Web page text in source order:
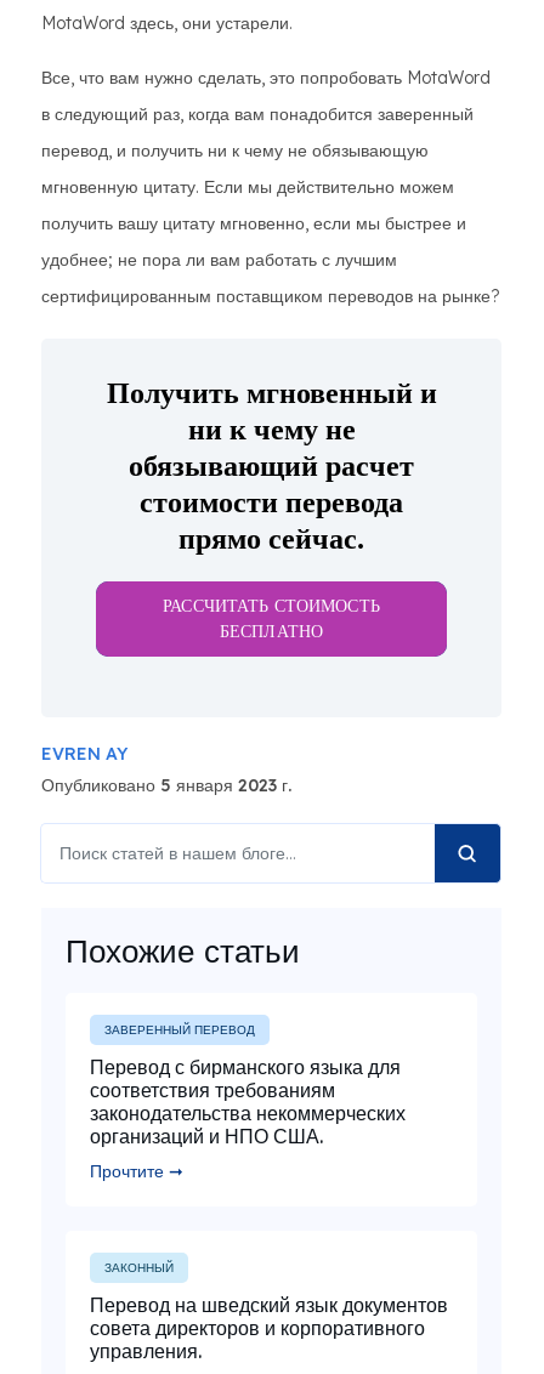
MotaWord здесь, они устарели.
Все, что вам нужно сделать, это попробовать MotaWord
в следующий раз, когда вам понадобится заверенный
перевод, и получить ни к чему не обязывающую
мгновенную цитату. Если мы действительно можем
получить вашу цитату мгновенно, если мы быстрее и
удобнее; не пора ли вам работать с лучшим
сертифицированным поставщиком переводов на рынке?
Получить мгновенный и
ни к чему не
обязывающий расчет
стоимости перевода
прямо сейчас.
РАССЧИТАТЬ СТОИМОСТЬ
БЕСПЛАТНО
EVREN AY
Опубликовано 5 января 2023 г.
Похожие статьи
ЗАВЕРЕННЫЙ ПЕРЕВОД
Перевод с бирманского языка для
соответствия требованиям
законодательства некоммерческих
организаций и НПО США.
Прочтите ➞
ЗАКОННЫЙ
Перевод на шведский язык документов
совета директоров и корпоративного
управления.